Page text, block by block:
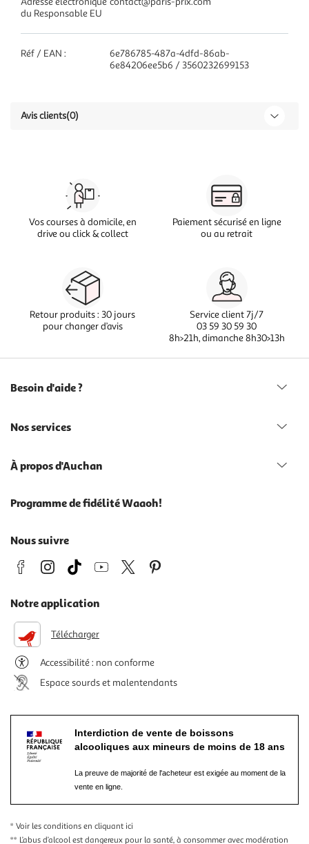
du Responsable EU
Réf / EAN :
6e786785-487a-4dfd-86ab-
6e84206ee5b6 / 3560232699153
Avis clients(0)
Vos courses à domicile, en
drive ou click & collect
Paiement sécurisé en ligne
ou au retrait
Retour produits : 30 jours
pour changer d’avis
Service client 7j/7
03 59 30 59 30
8h>21h, dimanche 8h30>13h
Besoin d'aide ?
Nos services
À propos d'Auchan
Programme de fidélité Waaoh!
Nous suivre
Notre application
Télécharger
Accessibilité : non conforme
Espace sourds et malentendants
Interdiction de vente de boissons
alcooliques aux mineurs de moins de 18 ans
La preuve de majorité de l'acheteur est exigée au moment de la
vente en ligne.
* Voir les conditions en cliquant ici
** L’abus d’alcool est dangereux pour la santé, à consommer avec modération